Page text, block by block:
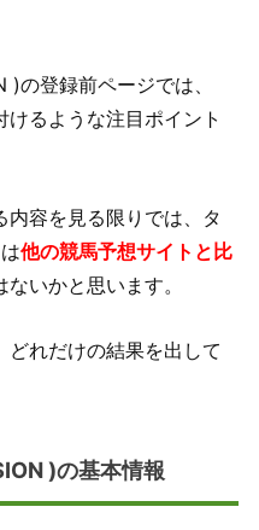
の登録前ページでは、
けるような注目ポイント
容を見る限りでは、タ
他の競馬予想サイトと比
ないかと思います。
れだけの結果を出して
)の基本情報